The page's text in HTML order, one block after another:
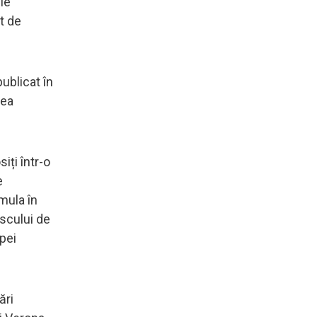
de
în
într-o
în
de